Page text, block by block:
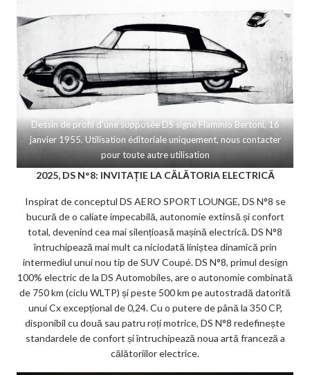
Dessin de profil d’une supposée DS signé Flaminio Bertoni, 16
janvier 1955. Utilisation éditoriale uniquement, nous contacter
pour toute autre utilisation
2025, DS N°8: INVITAȚIE LA CĂLĂTORIA ELECTRICĂ
Inspirat de conceptul DS AERO SPORT LOUNGE, DS N°8 se
bucură de o caliate impecabilă, autonomie extinsă și confort
total, devenind cea mai silențioasă mașină electrică. DS N°8
întruchipează mai mult ca niciodată liniștea dinamică prin
intermediul unui nou tip de SUV Coupé. DS N°8, primul design
100% electric de la DS Automobiles, are o autonomie combinată
de 750 km (ciclu WLTP) și peste 500 km pe autostradă datorită
unui Cx excepțional de 0,24. Cu o putere de până la 350 CP,
disponibil cu două sau patru roți motrice, DS N°8 redefinește
standardele de confort și întruchipează noua artă franceză a
călătoriilor electrice.